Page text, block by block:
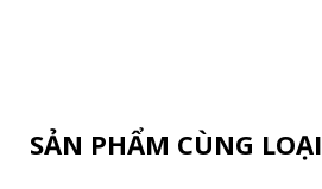
SẢN PHẨM CÙNG LOẠI